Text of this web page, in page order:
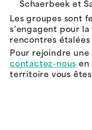
Schaerbeek et
Les groupes sont
s’engagent pour
rencontres étalées
Pour rejoindre
contactez-nous en
territoire vous êtes